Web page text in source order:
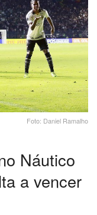
Foto: Daniel Ramalho
Náutico
a vencer